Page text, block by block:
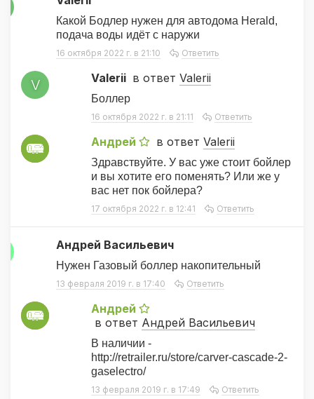
Какой Бодлер нужен для автодома Herald,
подача воды идёт с наружи
16 октября 2022 г. в 21:10 Ответить
V Valerii в ответ Valerii
Боллер
16 октября 2022 г. в 21:11 Ответить
А Андрей в ответ Valerii
Здравствуйте. У вас уже стоит бойлер
и вы хотите его поменять? Или же у
вас нет пок бойлера?
17 октября 2022 г. в 12:41 Ответить
Андрей Васильевич
Нужен Газовый боллер накопительный
13 февраля 2019 г. в 17:40 Ответить
А
Андрей
в ответ Андрей Васильевич
В наличии -
http://retrailer.ru/store/carver-cascade-2-
gaselectro/
13 февраля 2019 г. в 17:49 Ответить